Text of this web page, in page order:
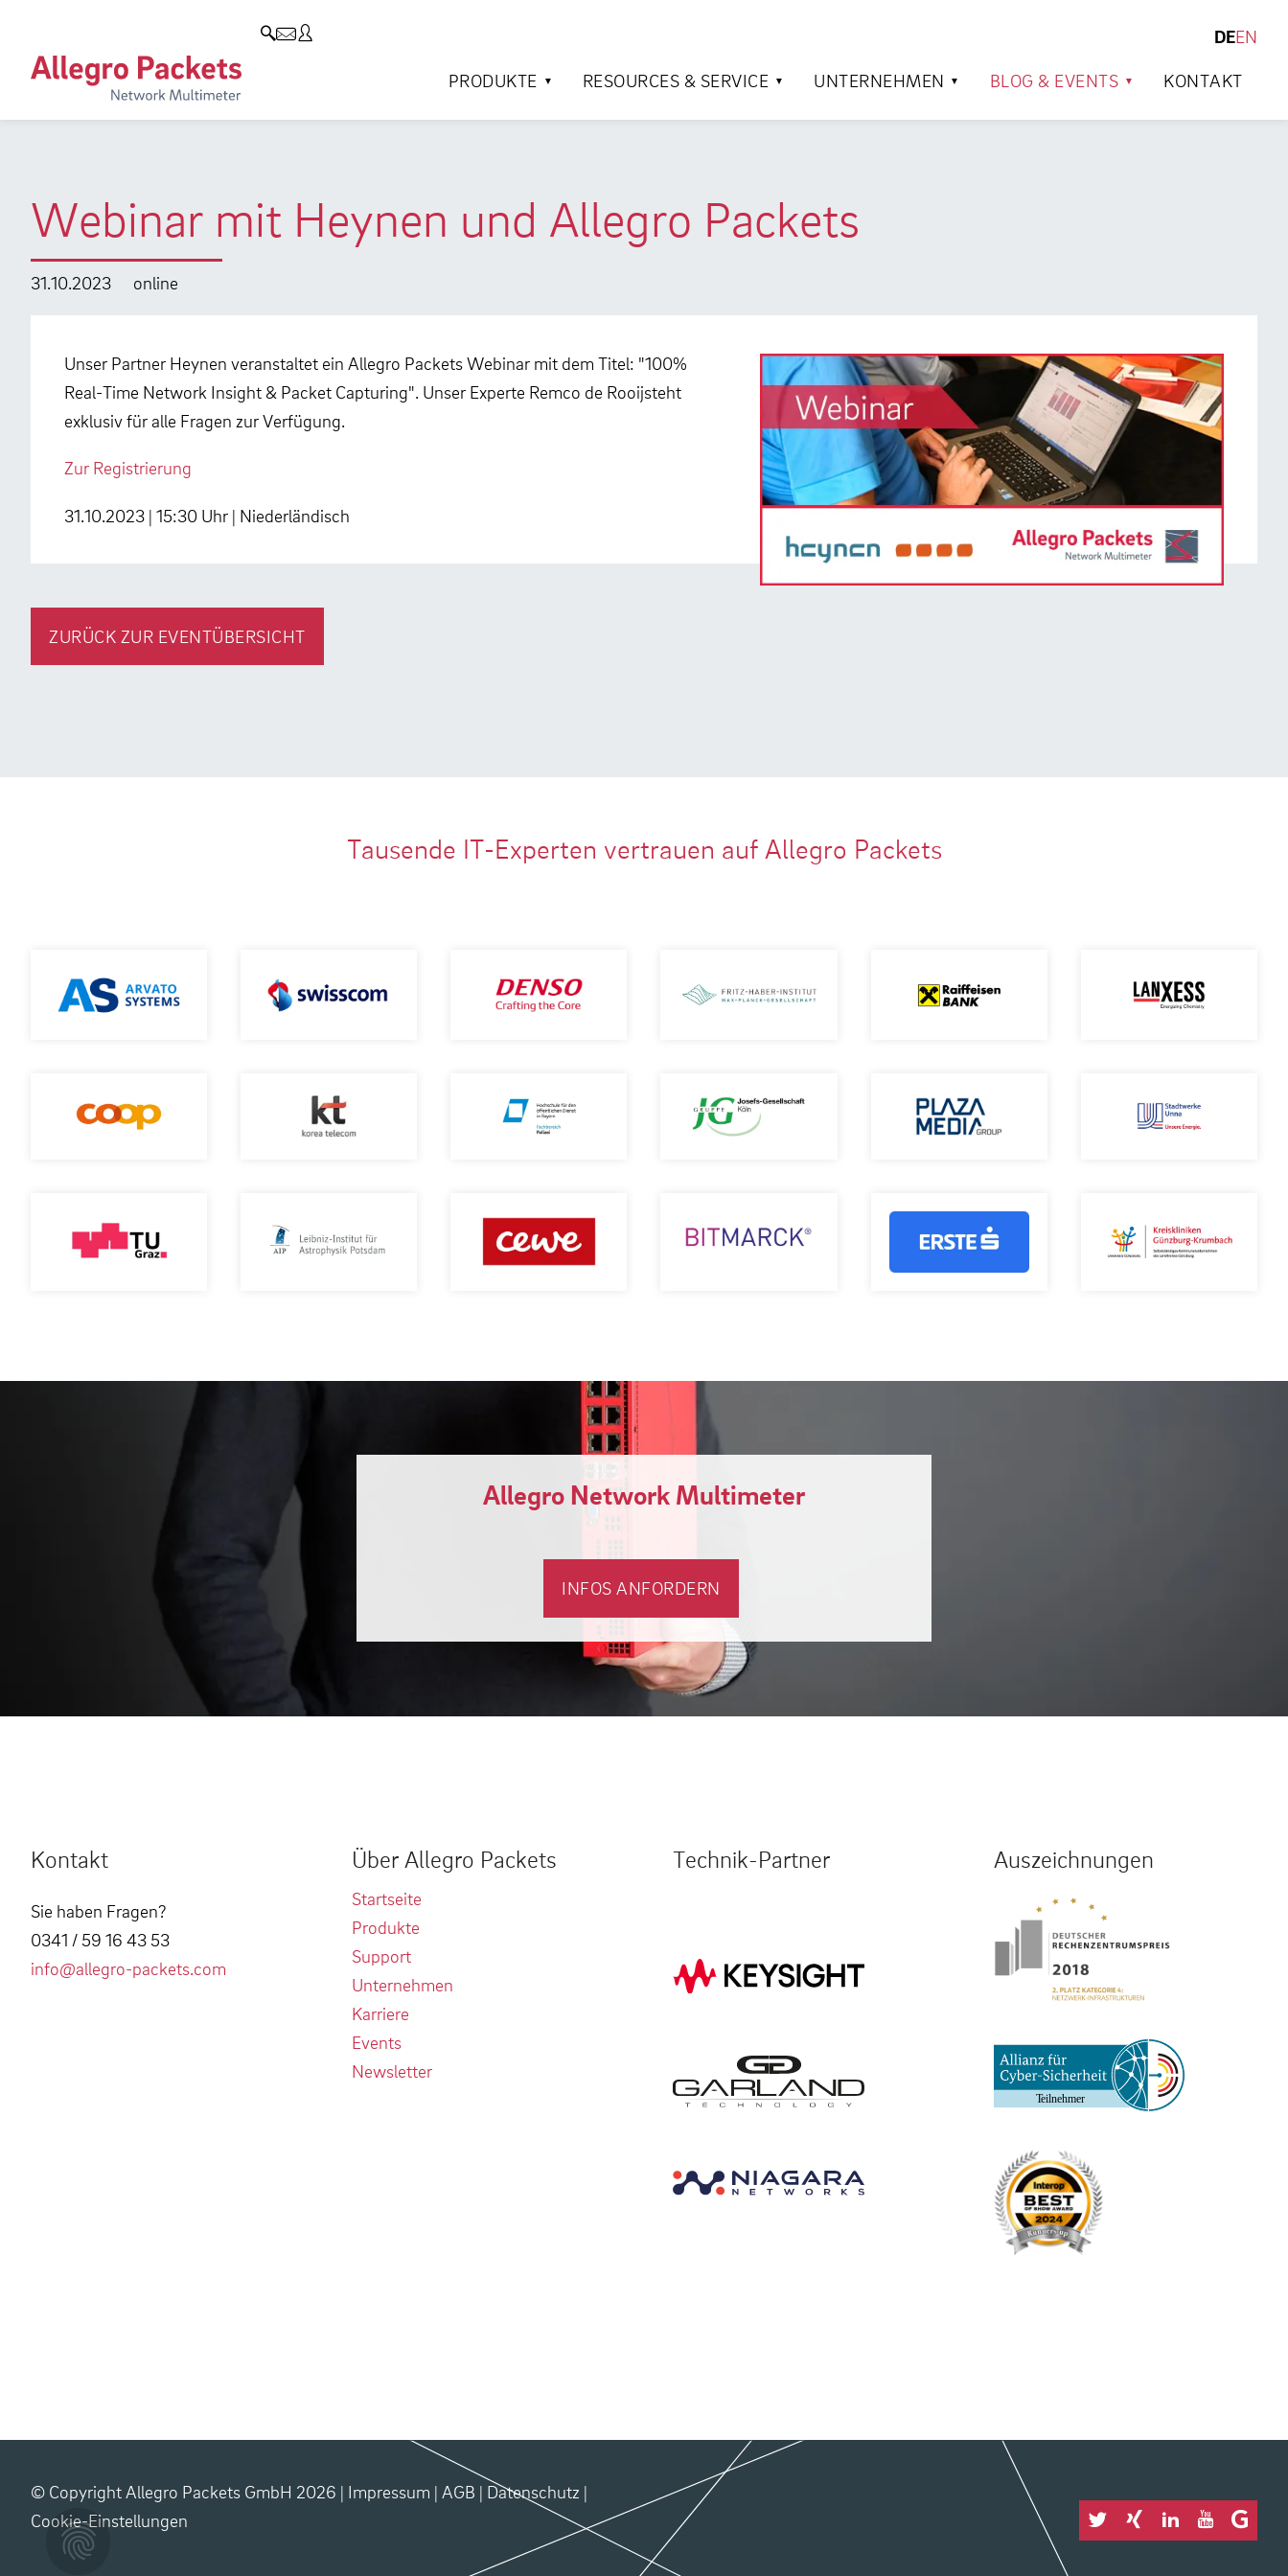
DEEN
PRODUKTE
RESOURCES & SERVICE UNTERNEHMEN BLOG & EVENTS KONTAKT
Webinar mit Heynen und Allegro Packets
31.10.2023 online
Unser Partner Heynen veranstaltet ein Allegro Packets Webinar mit dem Titel: "100%
Real-Time Network Insight & Packet Capturing". Unser Experte Remco de Rooijsteht
exklusiv für alle Fragen zur Verfügung.
Zur Registrierung
31.10.2023 | 15:30 Uhr | Niederländisch
ZURÜCK ZUR EVENTÜBERSICHT
Tausende IT-Experten vertrauen auf Allegro Packets
Allegro Network Multimeter
INFOS ANFORDERN
Kontakt
Sie haben Fragen?
0341 / 59 16 43 53
info@allegro-packets.com
Über Allegro Packets
Startseite
Produkte
Support
Unternehmen
Karriere
Events
Newsletter
Technik-Partner Auszeichnungen
© Copyright Allegro Packets GmbH 2026 | Impressum | AGB | Datenschutz |
Cookie-Einstellungen
Allegro Network Multimeter
Analyse-Module
Resources & Service
Use Cases
Solution Briefs
Case Studies
Videos
Produkt-Handbuch
Unternehmen
Unternehmen
Kunden
Umweltschutz
Forschung und Lehre